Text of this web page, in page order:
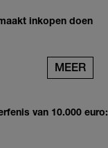
inkopen doen
MEER
van 10.000 euro: